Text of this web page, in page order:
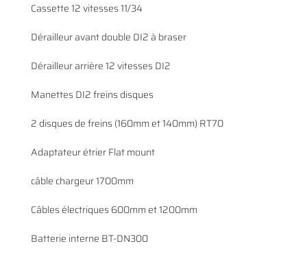
INSCRIPTION
Cassette 12 vitesses 11/34
Dérailleur avant double DI2 à braser
Dérailleur arrière 12 vitesses DI2
Manettes DI2 freins disques
2 disques de freins (160mm et 140mm) RT70
Adaptateur étrier Flat mount
câble chargeur 1700mm
Câbles électriques 600mm et 1200mm
Batterie interne BT-DN300